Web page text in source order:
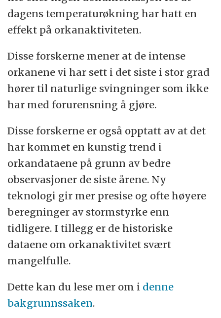
dagens temperaturøkning har hatt en
effekt på orkanaktiviteten.
Disse forskerne mener at de intense
orkanene vi har sett i det siste i stor grad
hører til naturlige svingninger som ikke
har med forurensning å gjøre.
Disse forskerne er også opptatt av at det
har kommet en kunstig trend i
orkandataene på grunn av bedre
observasjoner de siste årene. Ny
teknologi gir mer presise og ofte høyere
beregninger av stormstyrke enn
tidligere. I tillegg er de historiske
dataene om orkanaktivitet svært
mangelfulle.
Dette kan du lese mer om i denne
bakgrunnssaken.